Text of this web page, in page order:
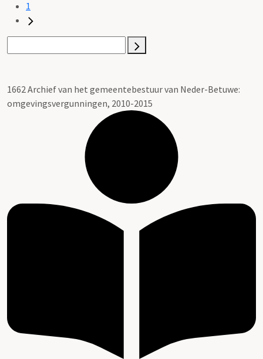
1
1662 Archief van het gemeentebestuur van Neder-Betuwe:
omgevingsvergunningen, 2010-2015